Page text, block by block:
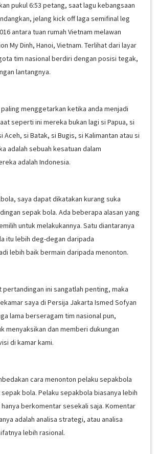
pukul 6:53 petang, saat lagu kebangsaan
jelang kick off laga semifinal leg
antara tuan rumah Vietnam melawan
My Dinh, Hanoi, Vietnam. Terlihat dari layar
tim nasional berdiri dengan posisi tegak,
lantangnya.
menggetarkan ketika anda menjadi
seperti ini mereka bukan lagi si Papua, si
Aceh, si Batak, si Bugis, si Kalimantan atau si
adalah sebuah kesatuan dalam
adalah Indonesia.
saya dapat dikatakan kurang suka
sepak bola. Ada beberapa alasan yang
untuk melakukannya. Satu diantaranya
itu lebih deg-degan daripada
lebih baik bermain daripada menonton.
pertandingan ini sangatlah penting, maka
saya di Persija Jakarta Ismed Sofyan
lama berseragam tim nasional pun,
menyaksikan dan memberi dukungan
di kamar kami.
cara menonton pelaku sepakbola
bola. Pelaku sepakbola biasanya lebih
berkomentar sesekali saja. Komentar
adalah analisa strategi, atau analisa
lebih rasional.